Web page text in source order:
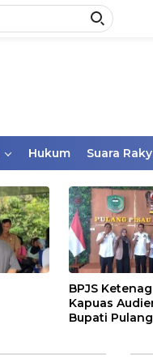
Hukum Suara
BPJS
Kapuas
Bupati